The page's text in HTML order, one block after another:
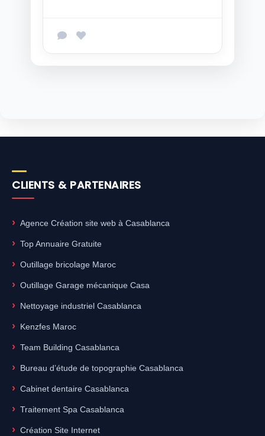
CLIENTS & PARTENAIRES
Agence Création site web à Casablanca
Top Annuaire Gratuite
Outillage bricolage Maroc
Outillage Garage mécanique Casa
Nettoyage industriel Casablanca
Kenzfes Maroc
Team Building Casablanca
Bureau d’étude de topographie Casablanca
Cabinet dentaire Casablanca
Traitement Spa Casablanca
Création Site Internet